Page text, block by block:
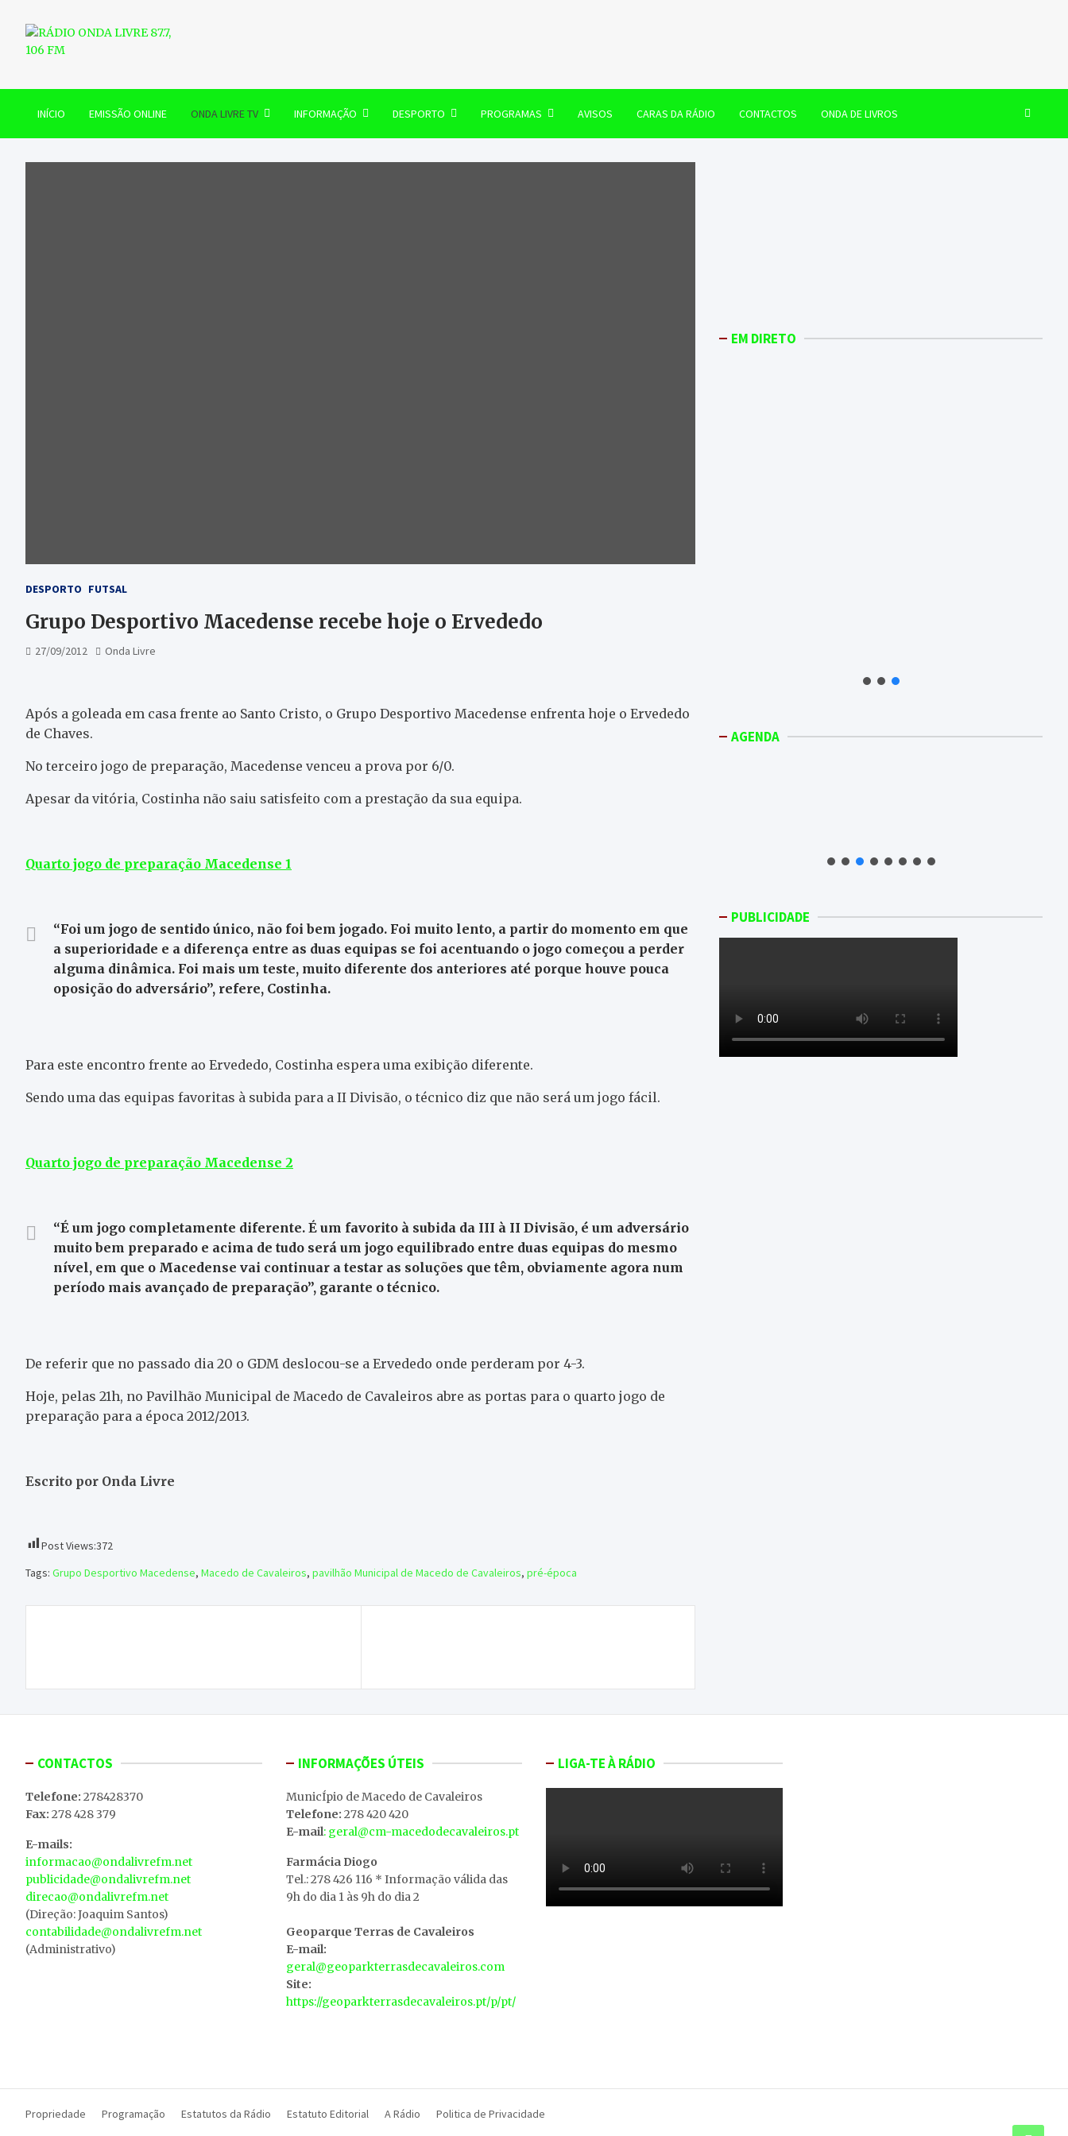
content
RÁDIO ONDA LIVRE 87.7, 106 FM
INÍCIO EMISSÃO ONLINE ONDA LIVRE TV INFORMAÇÃO DESPORTO PROGRAMAS AVISOS CARAS DA RÁDIO CONTACTOS ONDA DE LIVROS
DESPORTO FUTSAL
Grupo Desportivo Macedense recebe hoje o Ervededo
27/09/2012 Onda Livre
Após a goleada em casa frente ao Santo Cristo, o Grupo Desportivo Macedense enfrenta hoje o Ervededo
de Chaves.
No terceiro jogo de preparação, Macedense venceu a prova por 6/0.
Apesar da vitória, Costinha não saiu satisfeito com a prestação da sua equipa.
Quarto jogo de preparação Macedense 1
“Foi um jogo de sentido único, não foi bem jogado. Foi muito lento, a partir do momento em que
a superioridade e a diferença entre as duas equipas se foi acentuando o jogo começou a perder
alguma dinâmica. Foi mais um teste, muito diferente dos anteriores até porque houve pouca
oposição do adversário”, refere, Costinha.
Para este encontro frente ao Ervededo, Costinha espera uma exibição diferente.
Sendo uma das equipas favoritas à subida para a II Divisão, o técnico diz que não será um jogo fácil.
Quarto jogo de preparação Macedense 2
“É um jogo completamente diferente. É um favorito à subida da III à II Divisão, é um adversário
muito bem preparado e acima de tudo será um jogo equilibrado entre duas equipas do mesmo
nível, em que o Macedense vai continuar a testar as soluções que têm, obviamente agora num
período mais avançado de preparação”, garante o técnico.
De referir que no passado dia 20 o GDM deslocou-se a Ervededo onde perderam por 4-3.
Hoje, pelas 21h, no Pavilhão Municipal de Macedo de Cavaleiros abre as portas para o quarto jogo de
preparação para a época 2012/2013.
Escrito por Onda Livre
Post Views:372
Tags: Grupo Desportivo Macedense, Macedo de Cavaleiros, pavilhão Municipal de Macedo de Cavaleiros, pré-época
artigos
EM DIRETO
AGENDA
PUBLICIDADE
CONTACTOS
Telefone: 278428370
Fax: 278 428 379
E-mails:
informacao@ondalivrefm.net
publicidade@ondalivrefm.net
direcao@ondalivrefm.net
(Direção: Joaquim Santos)
contabilidade@ondalivrefm.net
(Administrativo)
INFORMAÇÕES ÚTEIS
MunicÍpio de Macedo de Cavaleiros
Telefone: 278 420 420
E-mail: geral@cm-macedodecavaleiros.pt
Farmácia Diogo
Tel.: 278 426 116 * Informação válida das
9h do dia 1 às 9h do dia 2
Geoparque Terras de Cavaleiros
E-mail:
geral@geoparkterrasdecavaleiros.com
Site:
https://geoparkterrasdecavaleiros.pt/p/pt/
LIGA-TE À RÁDIO
Propriedade Programação Estatutos da Rádio Estatuto Editorial A Rádio Politica de Privacidade